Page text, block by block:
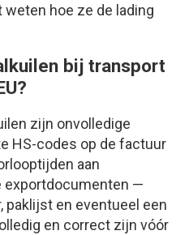
hoe ze de lading
bij transport
zijn onvolledige
HS-codes op de factuur
aan
exportdocumenten —
paklijst en eventueel een
en correct zijn vóór